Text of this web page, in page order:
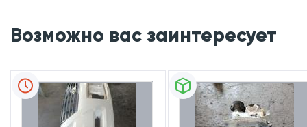
Возможно вас заинтересует